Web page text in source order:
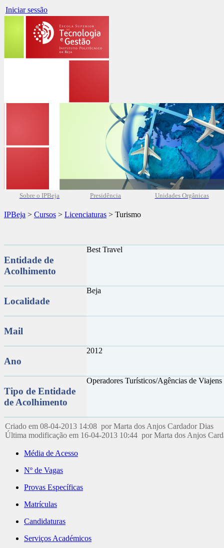
Iniciar sessão
Sobre o IPBeja Presidência Unidades Orgânicas
IPBeja > Cursos > Licenciaturas > Turismo
Entidade de
Acolhimento
Best Travel
Localidade
Beja
Mail
Ano
2012
Tipo de Entidade
de Acolhimento
Operadores Turísticos/Agências de Viajens
Criado em 08-04-2013 14:08 por Marta dos Anjos Cardador Dias
Última modificação em 16-04-2013 10:44 por Marta dos Anjos
Média de Acesso
Nº de Vagas
Provas Específicas
Matrículas
Candidaturas
Serviços Académicos